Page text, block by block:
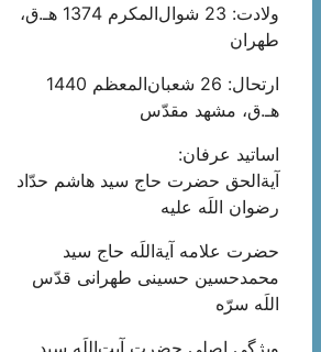
ولادت: 23 شوال‌المکرم 1374 هـ.ق،
طهران
ارتحال: 26 شعبان‌المعظم 1440
هـ.ق، مشهد مقدّس
اساتید عرفان:
آیةالحق حضرت حاج سید هاشم حدّاد
رضوان اللَه علیه
حضرت علامه آیةاللَه حاج سید
محمدحسین حسینی طهرانی قدّس
اللَه سرّه
ویژگی اصلی حضرت آیت‌اللَه سید